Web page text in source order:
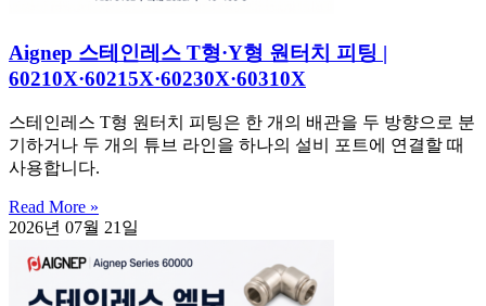
Aignep 스테인레스 T형·Y형 원터치 피팅 |
60210X·60215X·60230X·60310X
스테인레스 T형 원터치 피팅은 한 개의 배관을 두 방향으로 분
기하거나 두 개의 튜브 라인을 하나의 설비 포트에 연결할 때
사용합니다.
Read More »
2026년 07월 21일